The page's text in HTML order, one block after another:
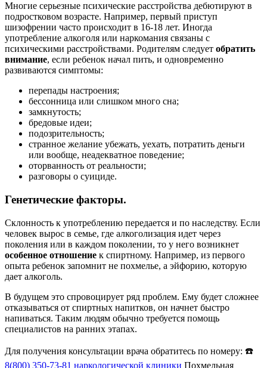
Многие серьезные психические расстройства дебютируют в
подростковом возрасте. Например, первый приступ
шизофрении часто происходит в 16-18 лет. Иногда
употребление алкоголя или наркомания связаны с
психическими расстройствами. Родителям следует обратить
внимание, если ребенок начал пить, и одновременно
развиваются симптомы:
перепады настроения;
бессонница или слишком много сна;
замкнутость;
бредовые идеи;
подозрительность;
странное желание убежать, уехать, потратить деньги
или вообще, неадекватное поведение;
оторванность от реальности;
разговоры о суициде.
Генетические факторы.
Склонность к употреблению передается и по наследству. Если
человек вырос в семье, где алкоголизация идет через
поколения или в каждом поколении, то у него возникнет
особенное отношение к спиртному. Например, из первого
опыта ребенок запомнит не похмелье, а эйфорию, которую
дает алкоголь.
В будущем это спровоцирует ряд проблем. Ему будет сложнее
отказываться от спиртных напитков, он начнет быстро
напиваться. Таким людям обычно требуется помощь
специалистов на ранних этапах.
Для получения консультации врача обратитесь по номеру: ☎️
8(800) 350-73-81 наркологической клиники Похмельная